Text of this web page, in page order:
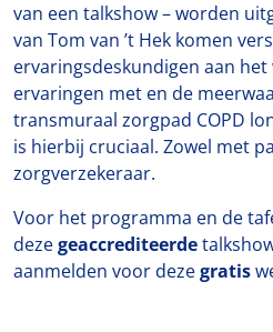
van een talkshow – worden
van Tom van ’t Hek komen
ervaringsdeskundigen aan
ervaringen met en de
transmuraal zorgpad COPD
is hierbij cruciaal. Zowel met
zorgverzekeraar.
Voor het programma en de
dezegeaccrediteerde
aanmelden voor dezegratis